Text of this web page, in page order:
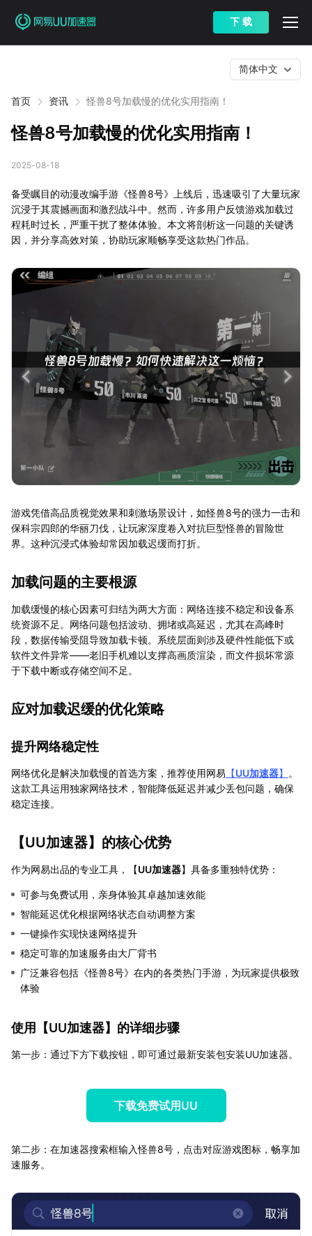
下 载
首页 资讯 怪兽8号加载慢的优化实用指南！
简体中文
怪兽8号加载慢的优化实用指南！
2025-08-18
备受瞩目的动漫改编手游《怪兽8号》上线后，迅速吸引了大量玩家
沉浸于其震撼画面和激烈战斗中。然而，许多用户反馈游戏加载过
程耗时过长，严重干扰了整体体验。本文将剖析这一问题的关键诱
因，并分享高效对策，协助玩家顺畅享受这款热门作品。
游戏凭借高品质视觉效果和刺激场景设计，如怪兽8号的强力一击和
保科宗四郎的华丽刀伐，让玩家深度卷入对抗巨型怪兽的冒险世
界。这种沉浸式体验却常因加载迟缓而打折。
加载问题的主要根源
加载缓慢的核心因素可归结为两大方面：网络连接不稳定和设备系
统资源不足。网络问题包括波动、拥堵或高延迟，尤其在高峰时
段，数据传输受阻导致加载卡顿。系统层面则涉及硬件性能低下或
软件文件异常——老旧手机难以支撑高画质渲染，而文件损坏常源
于下载中断或存储空间不足。
应对加载迟缓的优化策略
提升网络稳定性
网络优化是解决加载慢的首选方案，推荐使用网易 【UU加速器】
。
这款工具运用独家网络技术，智能降低延迟并减少丢包问题，确保
稳定连接。
【UU加速器】的核心优势
作为网易出品的专业工具，【UU加速器】具备多重独特优势：
可参与免费试用，亲身体验其卓越加速效能
智能延迟优化根据网络状态自动调整方案
一键操作实现快速网络提升
稳定可靠的加速服务由大厂背书
广泛兼容包括《怪兽8号》在内的各类热门手游，为玩家提供极致
体验
使用【UU加速器】的详细步骤
第一步：通过下方下载按钮，即可通过最新安装包安装UU加速器。
下载免费试用UU
第二步：在加速器搜索框输入怪兽8号，点击对应游戏图标，畅享加
速服务。